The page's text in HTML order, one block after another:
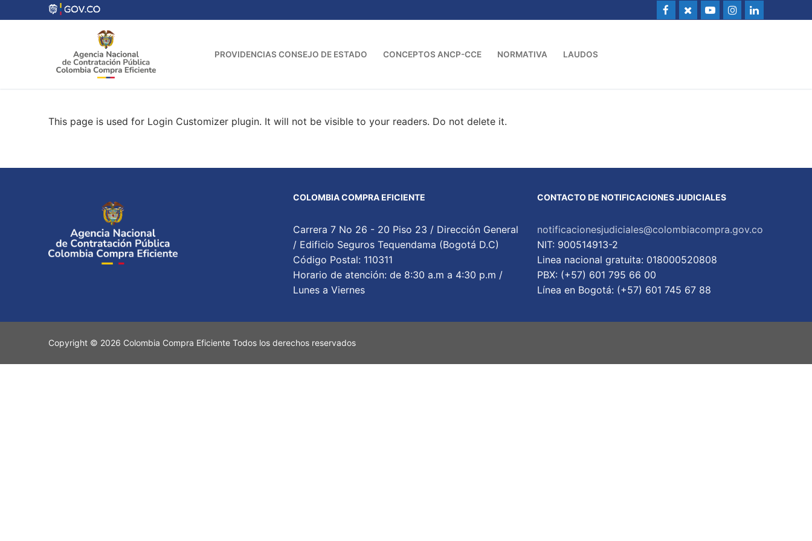
al
PROVIDENCIAS CONSEJO DE ESTADO CONCEPTOS ANCP-CCE NORMATIVA LAUDOS
This page is used for Login Customizer plugin. It will not be visible to your readers. Do not delete it.
COLOMBIA COMPRA EFICIENTE
Carrera 7 No 26 - 20 Piso 23 / Dirección General
/ Edificio Seguros Tequendama (Bogotá D.C)
Código Postal: 110311
Horario de atención: de 8:30 a.m a 4:30 p.m /
Lunes a Viernes
CONTACTO DE NOTIFICACIONES JUDICIALES
notificacionesjudiciales@colombiacompra.gov.co
NIT: 900514913-2
Linea nacional gratuita: 018000520808
PBX: (+57) 601 795 66 00
Lí­nea en Bogotá: (+57) 601 745 67 88
Copyright © 2026 Colombia Compra Eficiente Todos los derechos reservados